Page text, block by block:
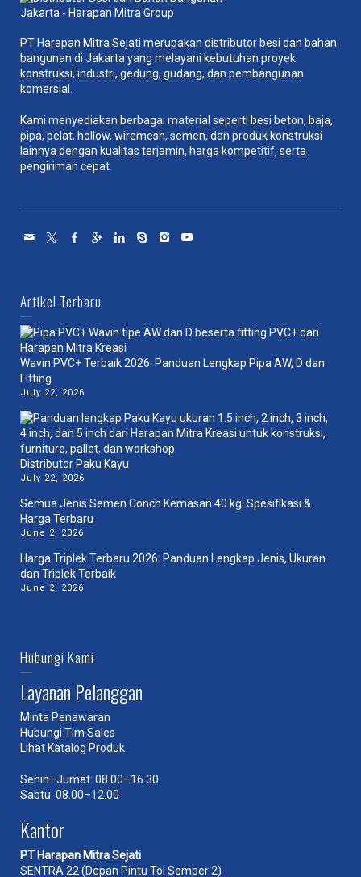
PT Harapan Mitra Sejati merupakan distributor besi dan bahan
bangunan di Jakarta yang melayani kebutuhan proyek
konstruksi, industri, gedung, gudang, dan pembangunan
komersial.
Kami menyediakan berbagai material seperti besi beton, baja,
pipa, pelat, hollow, wiremesh, semen, dan produk konstruksi
lainnya dengan kualitas terjamin, harga kompetitif, serta
pengiriman cepat.
Artikel Terbaru
Wavin PVC+ Terbaik 2026: Panduan Lengkap Pipa AW, D dan
Fitting
July 22, 2026
Distributor Paku Kayu
July 22, 2026
Semua Jenis Semen Conch Kemasan 40 kg: Spesifikasi &
Harga Terbaru
June 2, 2026
Harga Triplek Terbaru 2026: Panduan Lengkap Jenis, Ukuran
dan Triplek Terbaik
June 2, 2026
Hubungi Kami
Layanan Pelanggan
Minta Penawaran
Hubungi Tim Sales
Lihat Katalog Produk
Senin–Jumat: 08.00–16.30
Sabtu: 08.00–12.00
Kantor
PT Harapan Mitra Sejati
SENTRA 22 (Depan Pintu Tol Semper 2)